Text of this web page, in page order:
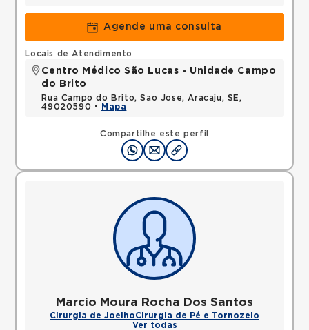
Agende uma consulta
Compartilhe este perfil
Locais de Atendimento
Centro Médico São Lucas - Unidade Campo
do Brito
Rua Campo do Brito, Sao Jose, Aracaju, SE,
49020590 •
Mapa
Marcio Moura Rocha Dos Santos
Cirurgia de JoelhoCirurgia de Pé e Tornozelo
Ver todas